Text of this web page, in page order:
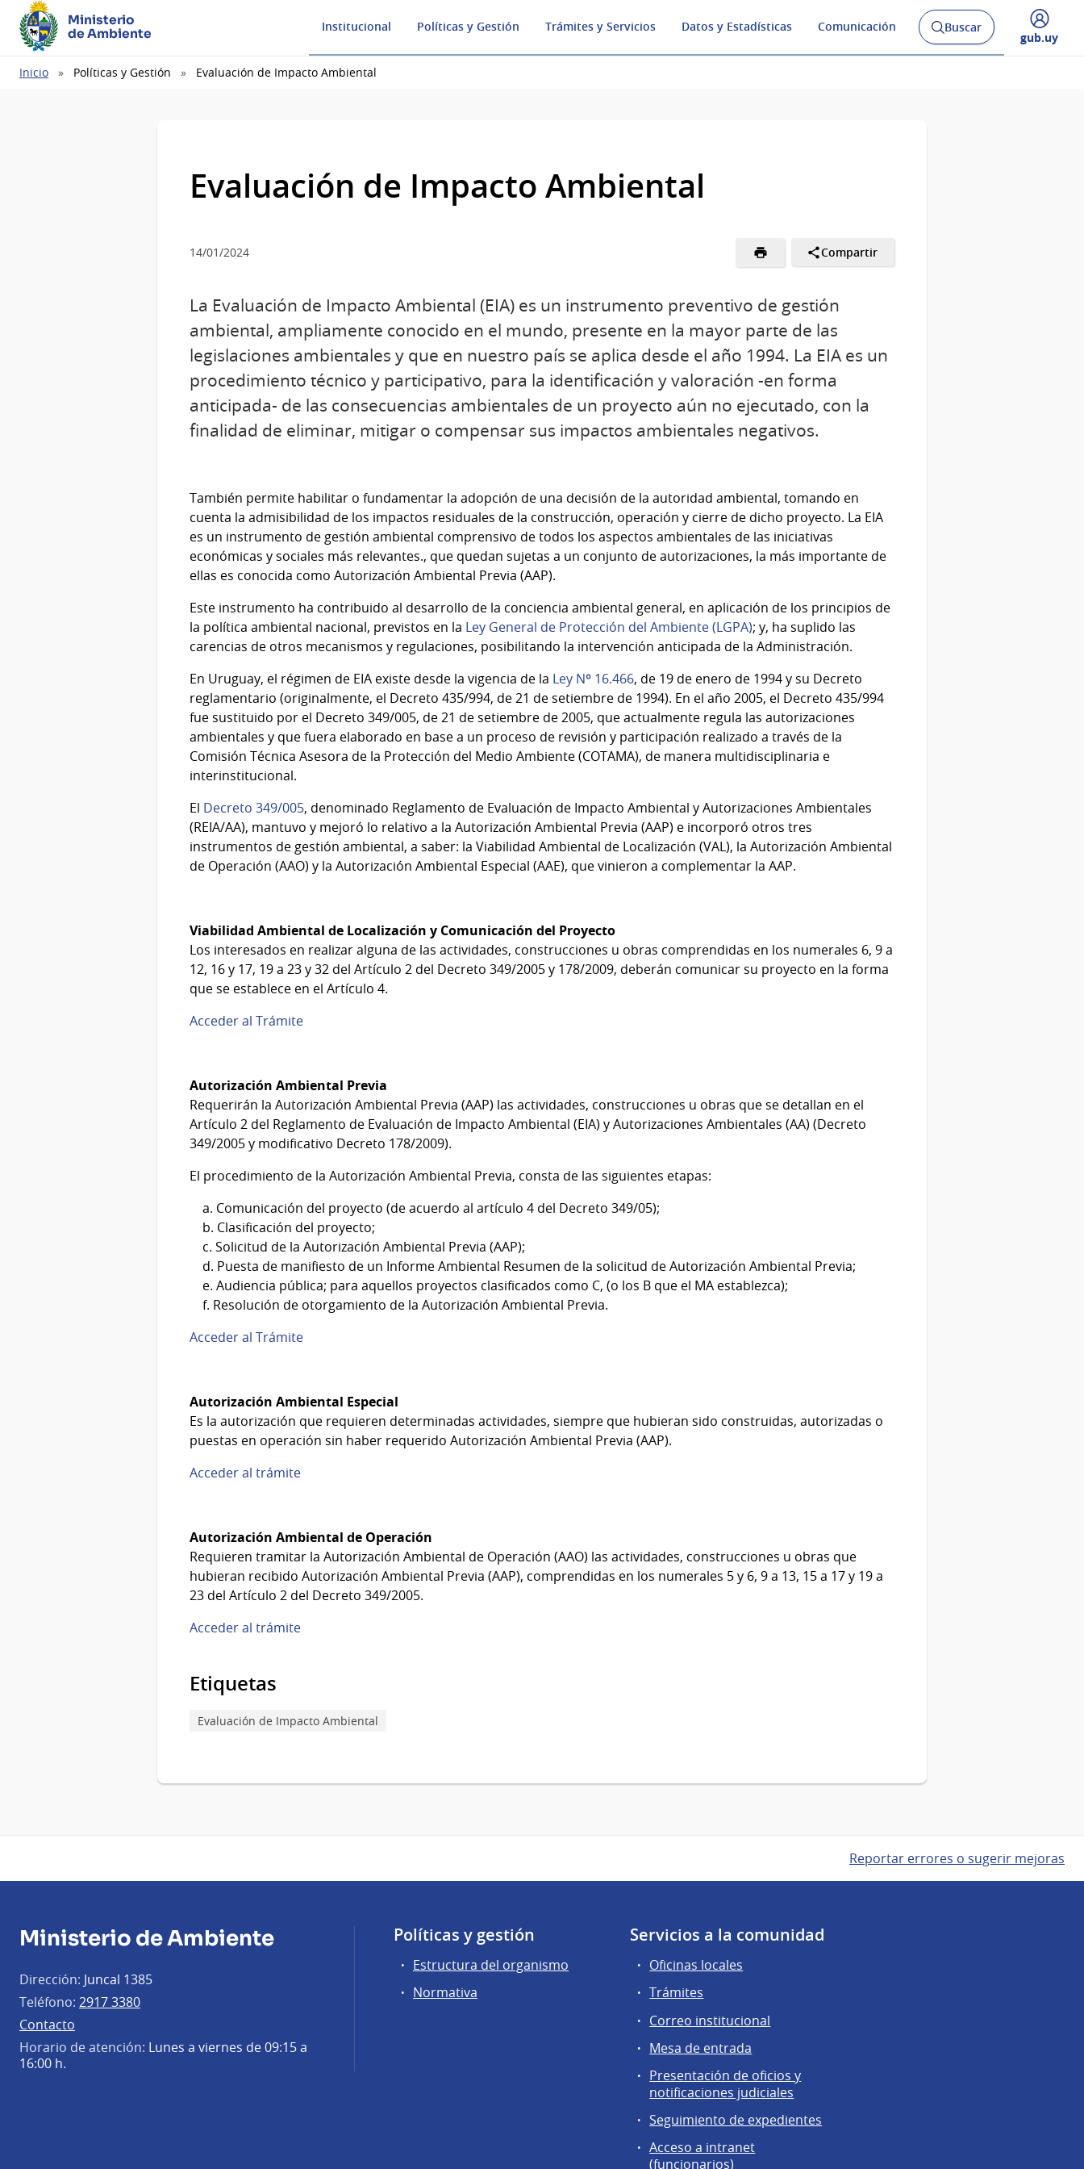
Ministerio
de Ambiente
Institucional Políticas y Gestión Trámites y Servicios Datos y Estadísticas Comunicación
Abrir
buscador
Buscar
Desplegar
gub.uy
Ruta
Inicio Políticas y Gestión Evaluación de Impacto Ambiental
Evaluación de Impacto Ambiental
14/01/2024 Compartir
La Evaluación de Impacto Ambiental (EIA) es un instrumento preventivo de gestión
ambiental, ampliamente conocido en el mundo, presente en la mayor parte de las
legislaciones ambientales y que en nuestro país se aplica desde el año 1994. La EIA es un
procedimiento técnico y participativo, para la identificación y valoración -en forma
anticipada- de las consecuencias ambientales de un proyecto aún no ejecutado, con la
finalidad de eliminar, mitigar o compensar sus impactos ambientales negativos.
También permite habilitar o fundamentar la adopción de una decisión de la autoridad ambiental, tomando en
cuenta la admisibilidad de los impactos residuales de la construcción, operación y cierre de dicho proyecto. La EIA
es un instrumento de gestión ambiental comprensivo de todos los aspectos ambientales de las iniciativas
económicas y sociales más relevantes., que quedan sujetas a un conjunto de autorizaciones, la más importante de
ellas es conocida como Autorización Ambiental Previa (AAP).
Este instrumento ha contribuido al desarrollo de la conciencia ambiental general, en aplicación de los principios de
la política ambiental nacional, previstos en la Ley General de Protección del Ambiente (LGPA); y, ha suplido las
carencias de otros mecanismos y regulaciones, posibilitando la intervención anticipada de la Administración.
En Uruguay, el régimen de EIA existe desde la vigencia de la Ley Nº 16.466, de 19 de enero de 1994 y su Decreto
reglamentario (originalmente, el Decreto 435/994, de 21 de setiembre de 1994). En el año 2005, el Decreto 435/994
fue sustituido por el Decreto 349/005, de 21 de setiembre de 2005, que actualmente regula las autorizaciones
ambientales y que fuera elaborado en base a un proceso de revisión y participación realizado a través de la
Comisión Técnica Asesora de la Protección del Medio Ambiente (COTAMA), de manera multidisciplinaria e
interinstitucional.
El Decreto 349/005, denominado Reglamento de Evaluación de Impacto Ambiental y Autorizaciones Ambientales
(REIA/AA), mantuvo y mejoró lo relativo a la Autorización Ambiental Previa (AAP) e incorporó otros tres
instrumentos de gestión ambiental, a saber: la Viabilidad Ambiental de Localización (VAL), la Autorización Ambiental
de Operación (AAO) y la Autorización Ambiental Especial (AAE), que vinieron a complementar la AAP.
Viabilidad Ambiental de Localización y Comunicación del Proyecto
Los interesados en realizar alguna de las actividades, construcciones u obras comprendidas en los numerales 6, 9 a
12, 16 y 17, 19 a 23 y 32 del Artículo 2 del Decreto 349/2005 y 178/2009, deberán comunicar su proyecto en la forma
que se establece en el Artículo 4.
Acceder al Trámite
Autorización Ambiental Previa
Requerirán la Autorización Ambiental Previa (AAP) las actividades, construcciones u obras que se detallan en el
Artículo 2 del Reglamento de Evaluación de Impacto Ambiental (EIA) y Autorizaciones Ambientales (AA) (Decreto
349/2005 y modificativo Decreto 178/2009).
El procedimiento de la Autorización Ambiental Previa, consta de las siguientes etapas:
a. Comunicación del proyecto (de acuerdo al artículo 4 del Decreto 349/05);
b. Clasificación del proyecto;
c. Solicitud de la Autorización Ambiental Previa (AAP);
d. Puesta de manifiesto de un Informe Ambiental Resumen de la solicitud de Autorización Ambiental Previa;
e. Audiencia pública; para aquellos proyectos clasificados como C, (o los B que el MA establezca);
f. Resolución de otorgamiento de la Autorización Ambiental Previa.
Acceder al Trámite
Autorización Ambiental Especial
Es la autorización que requieren determinadas actividades, siempre que hubieran sido construidas, autorizadas o
puestas en operación sin haber requerido Autorización Ambiental Previa (AAP).
Acceder al trámite
Autorización Ambiental de Operación
Requieren tramitar la Autorización Ambiental de Operación (AAO) las actividades, construcciones u obras que
hubieran recibido Autorización Ambiental Previa (AAP), comprendidas en los numerales 5 y 6, 9 a 13, 15 a 17 y 19 a
23 del Artículo 2 del Decreto 349/2005.
Acceder al trámite
Etiquetas
Evaluación de Impacto Ambiental
Reportar errores o sugerir mejoras
Ministerio de Ambiente
Dirección: Juncal 1385
Teléfono: 2917 3380
Contacto
Horario de atención: Lunes a viernes de 09:15 a
16:00 h.
Políticas y gestión
Estructura del organismo
Normativa
Servicios a la comunidad
Oficinas locales
Trámites
Correo institucional
Mesa de entrada
Presentación de oficios y
notificaciones judiciales
Seguimiento de expedientes
Acceso a intranet
(funcionarios)